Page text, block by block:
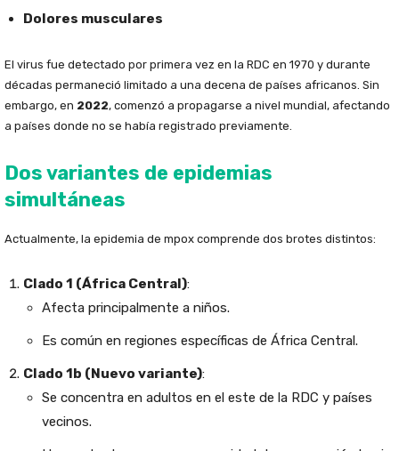
Dolores musculares
El virus fue detectado por primera vez en la RDC en 1970 y durante
décadas permaneció limitado a una decena de países africanos. Sin
embargo, en 2022, comenzó a propagarse a nivel mundial, afectando
a países donde no se había registrado previamente.
Dos variantes de epidemias
simultáneas
Actualmente, la epidemia de mpox comprende dos brotes distintos:
Clado 1 (África Central):
Afecta principalmente a niños.
Es común en regiones específicas de África Central.
Clado 1b (Nuevo variante):
Se concentra en adultos en el este de la RDC y países
vecinos.